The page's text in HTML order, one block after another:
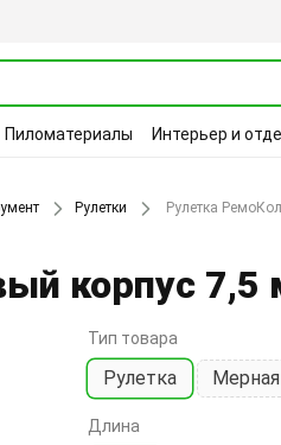
Пиломатериалы Интерьер и
Рулетки Рулетка
корпус
Тип товара
Рулетка
Длина